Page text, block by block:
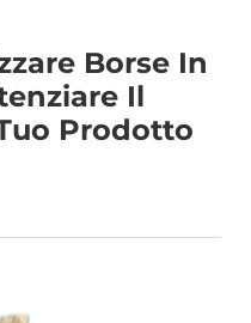
Borse In
Il
Prodotto